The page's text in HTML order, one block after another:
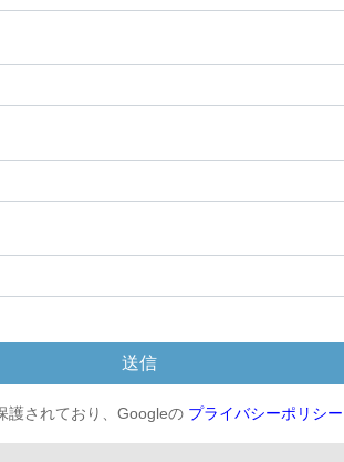
送信
護されており、Googleの プライバシーポリシー